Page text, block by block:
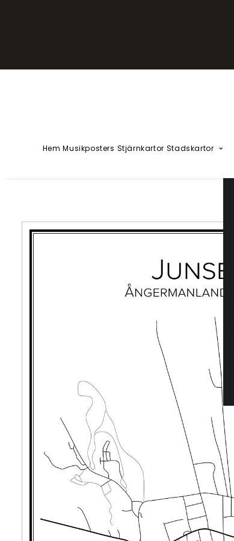
Hem Musikposters Stjärnkartor Stadskartor